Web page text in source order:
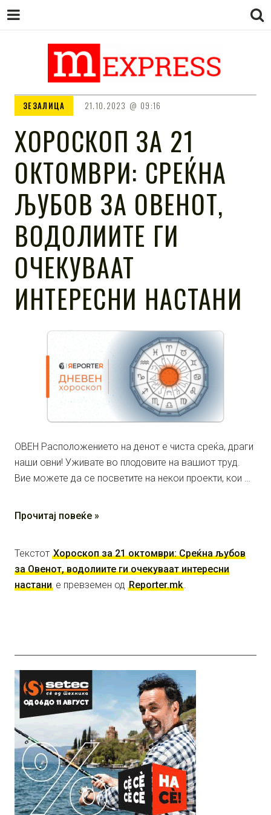
M EXPRESS
ЗЕЗАЛИЦА 21.10.2023 09:16
ХОРОСКОП ЗА 21
ОКТОМВРИ: СРЕЌНА
ЉУБОВ ЗА ОВЕНОТ,
ВОДОЛИИТЕ ГИ
ОЧЕКУВААТ
ИНТЕРЕСНИ НАСТАНИ
ОВЕН Расположението на денот е чиста среќа, драги
наши oвни! Уживате во плодовите на вашиот труд.
Bие можете да се посветите на некои проекти, кои …
Прочитај повеќе »
Текстот Хороскоп за 21 октомври: Среќна љубов
за Овенот, водолиите ги очекуваат интересни
настани е превземен од Reporter.mk.